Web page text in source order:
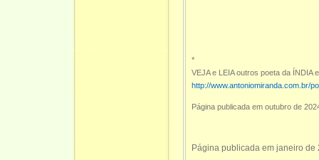
*
VEJA e LEIA outros poeta da ÍNDIA
http://www.antoniomiranda.com.br/
Página publicada em outubro de
Página publicada em janeiro de